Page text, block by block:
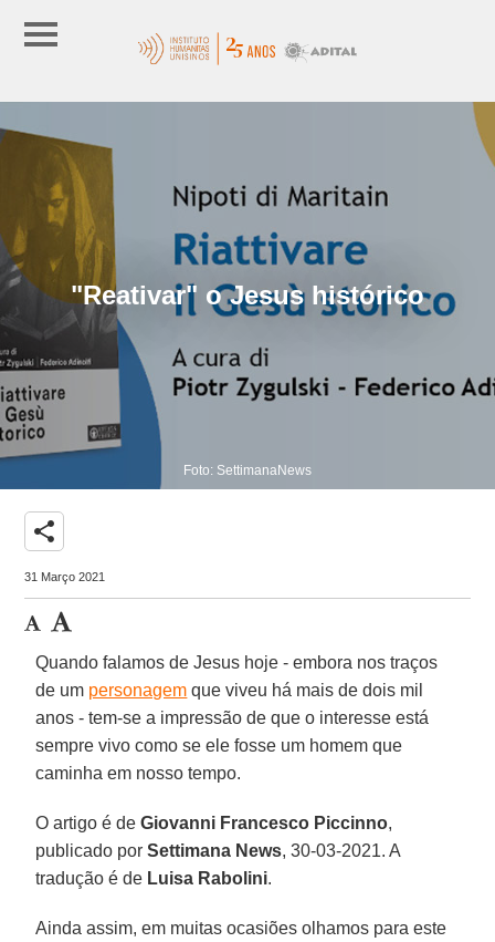
"Reativar" o Jesus histórico
Foto: SettimanaNews
share
31 Março 2021
Quando falamos de Jesus hoje - embora nos traços
de um personagem que viveu há mais de dois mil
anos - tem-se a impressão de que o interesse está
sempre vivo como se ele fosse um homem que
caminha em nosso tempo.
O artigo é de Giovanni Francesco Piccinno,
publicado porSettimana News, 30-03-2021. A
tradução é de Luisa Rabolini.
Ainda assim, em muitas ocasiões olhamos para este